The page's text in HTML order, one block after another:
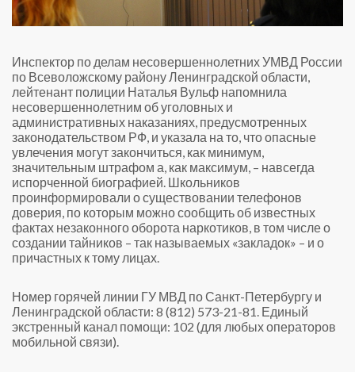
Инспектор по делам несовершеннолетних УМВД России
по Всеволожскому району Ленинградской области,
лейтенант полиции Наталья Вульф напомнила
несовершеннолетним об уголовных и
административных наказаниях, предусмотренных
законодательством РФ, и указала на то, что опасные
увлечения могут закончиться, как минимум,
значительным штрафом а, как максимум, – навсегда
испорченной биографией. Школьников
проинформировали о существовании телефонов
доверия, по которым можно сообщить об известных
фактах незаконного оборота наркотиков, в том числе о
создании тайников – так называемых «закладок» – и о
причастных к тому лицах.
Номер горячей линии ГУ МВД по Санкт-Петербургу и
Ленинградской области: 8 (812) 573-21-81. Единый
экстренный канал помощи: 102 (для любых операторов
мобильной связи).